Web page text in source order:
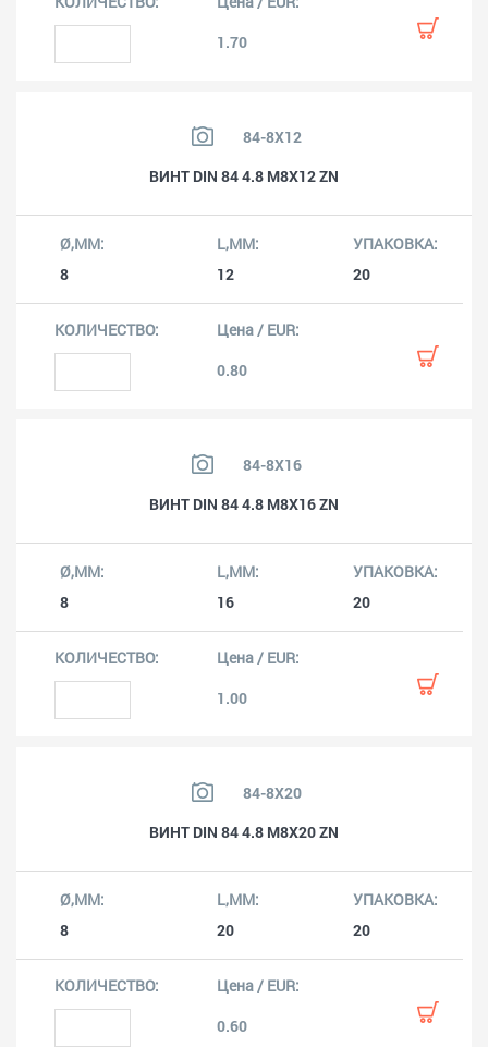
1.70
84-8X12
ВИНТ DIN 84 4.8 M8X12 ZN
8 12 20
0.80
84-8X16
ВИНТ DIN 84 4.8 M8X16 ZN
8 16 20
1.00
84-8X20
ВИНТ DIN 84 4.8 M8X20 ZN
8 20 20
0.60